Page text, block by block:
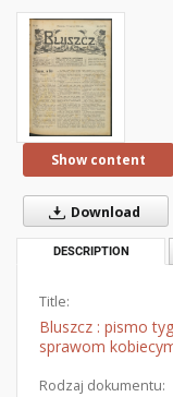
Show content
Download
DESCRIPTION
Title:
Bluszcz : pismo
sprawom
Rodzaj dokumentu: